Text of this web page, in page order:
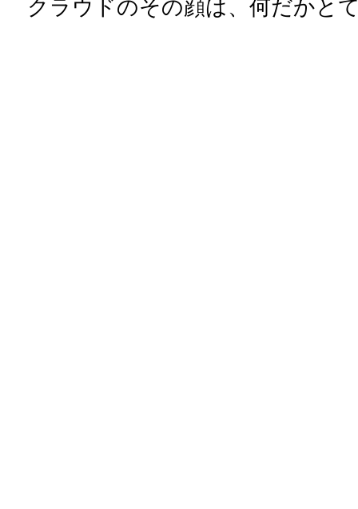
クラウドのその顔は、何だかと